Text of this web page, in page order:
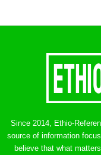
Since 2014, Ethio-
source of information
believe that what